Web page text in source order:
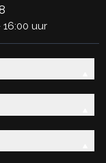
uur